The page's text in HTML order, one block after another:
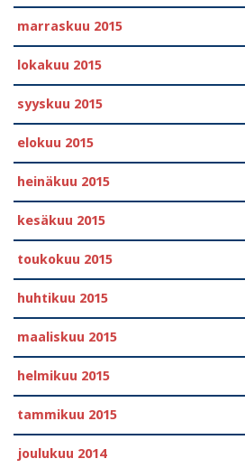
marraskuu 2015
lokakuu 2015
syyskuu 2015
elokuu 2015
heinäkuu 2015
kesäkuu 2015
toukokuu 2015
huhtikuu 2015
maaliskuu 2015
helmikuu 2015
tammikuu 2015
joulukuu 2014